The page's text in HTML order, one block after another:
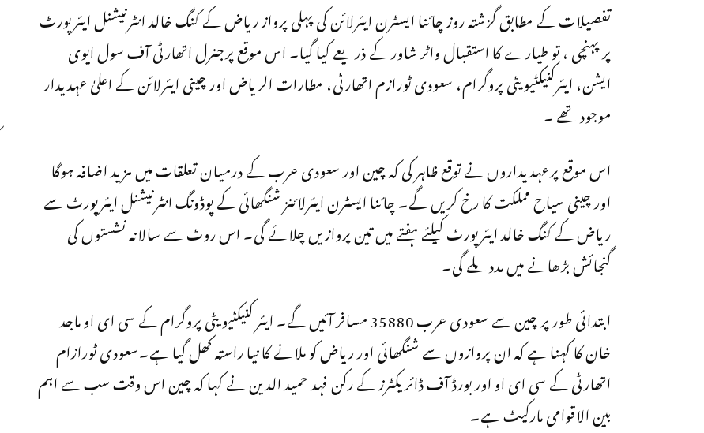
تفصیلات کے مطابق گزشتہ روز چائنا ایسٹرن ایئرلائن کی پہلی پرواز ریاض کے کنگ خالد انٹرنیشنل ایئرپورٹ
پر پہنچی ، تو طیارے کا استقبال واٹر شاور کے ذریعے کیا گیا۔ اس موقع پرجنرل اتھارٹی آف سول ایوی
ایشن، ایئرکنیکٹیویٹی پروگرام، سعودی ٹورازم اتھارٹی، مطارات الریاض اور چینی ایئرلائن کے اعلیٰ عہدیدار
موجود تھے ۔
اس موقع پرعہدیداروں نے توقع ظاہر کی کہ چین اور سعودی عرب کے درمیان تعلقات میں مزید اضافہ ہوگا
اور چینی سیاح مملکت کا رخ کریں گے۔ چائنا ایسٹرن ایئرلائنز شنگھائی کے پوڈونگ انٹرنیشنل ایئرپورٹ سے
ریاض کے کنگ خالد ایئرپورٹ کیلئے ہفتے میں تین پروازیں چلائے گی۔ اس روٹ سے سالانہ نشستوں کی
گنجائش بڑھانے میں مدد ملے گی۔
ابتدائی طور پر چین سے سعودی عرب 35880 مسافر آئیں گے۔ ایئر کنیکٹیویٹی پروگرام کے سی ای او ماجد
خان کا کہنا ہے کہ ان پروازوں سے شنگھائی اور ریاض کو ملانے کا نیا راستہ کھل گیا ہے۔سعودی ٹورازام
اتھارٹی کے سی ای او اور بورڈ آف ڈائریکٹرز کے رکن فہد حمید الدین نے کہا کہ چین اس وقت سب سے اہم
بین الاقوامی مارکیٹ ہے۔